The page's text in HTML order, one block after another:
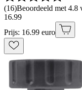
(16)Beoordeeld met 4.8
16.99
Prijs: 16.99 euro